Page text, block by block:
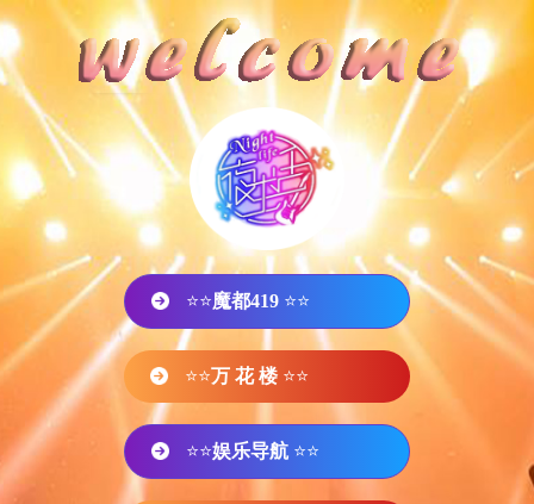
⭐⭐魔都419 ⭐⭐
⭐⭐万 花 楼 ⭐⭐
⭐⭐娱乐导航 ⭐⭐